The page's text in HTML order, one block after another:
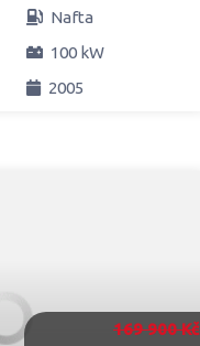
Nafta
100 kW
2005
169 900 Kč